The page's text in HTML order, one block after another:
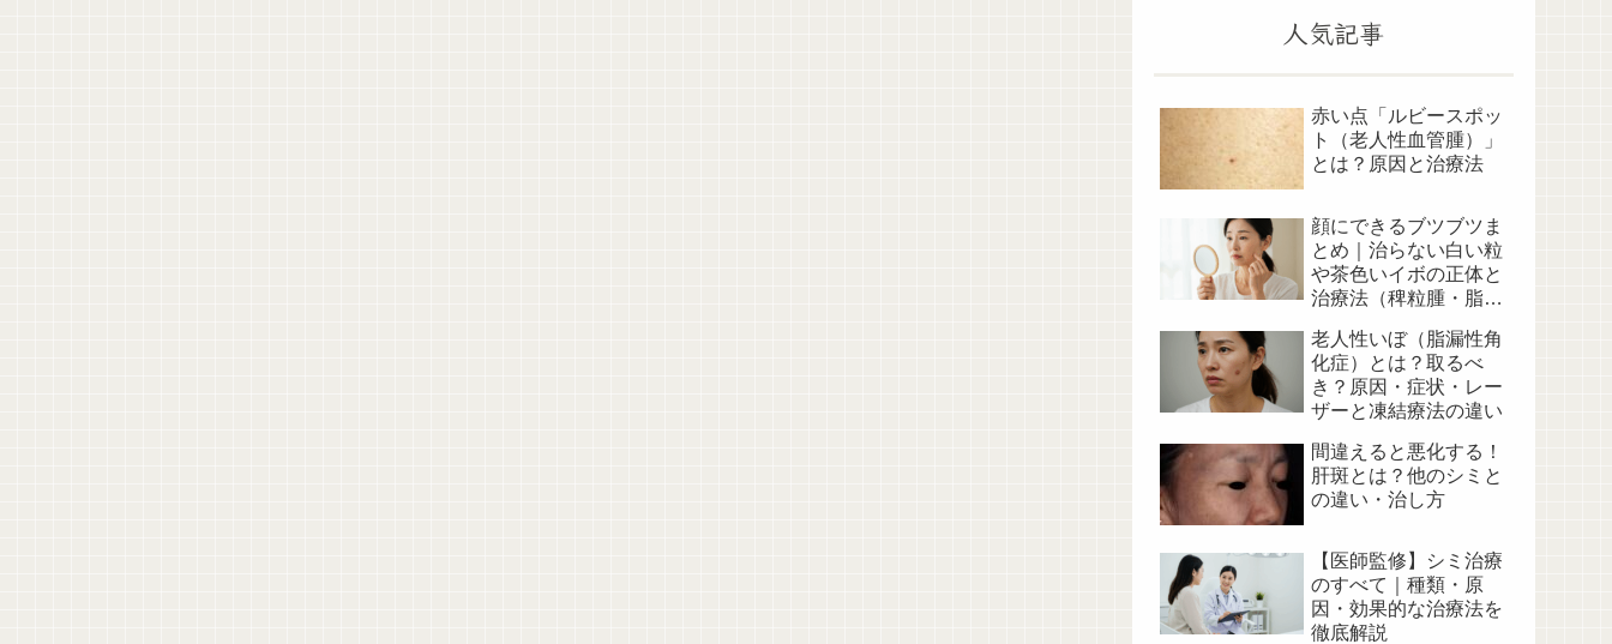
人気記事
赤い点「ルビースポッ
ト（老人性血管腫）」
とは？原因と治療法
顔にできるブツブツま
とめ｜治らない白い粒
や茶色いイボの正体と
治療法（稗粒腫・脂腺
老人性いぼ（脂漏性角
化症）とは？取るべ
き？原因・症状・レー
ザーと凍結療法の違い
間違えると悪化する！
肝斑とは？他のシミと
の違い・治し方
【医師監修】シミ治療
のすべて｜種類・原
因・効果的な治療法を
徹底解説